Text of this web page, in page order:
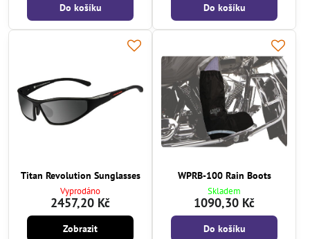
Do košíku Do košíku
Titan Revolution Sunglasses
Vyprodáno
2457,20 Kč
Zobrazit
WPRB-100 Rain Boots
Skladem
1090,30 Kč
Do košíku